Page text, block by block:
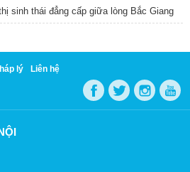
sinh thái đẳng cấp giữa lòng Bắc Giang
lý Liên hệ